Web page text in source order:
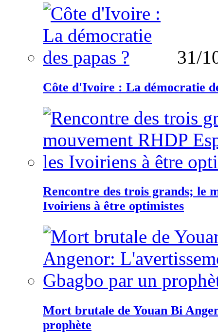
31/
Côte d'Ivoire : La démocratie
Rencontre des trois grands; le
Ivoiriens à être optimistes
Mort brutale de Youan Bi
prophète